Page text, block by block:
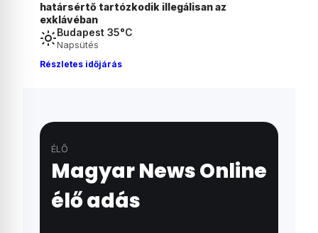
szükség önkéntes fogyasztáscsökkentésre
Budapest 35°C
Napsütés
Részletes időjárás
ÉLŐ
Magyar News Online
élő adás